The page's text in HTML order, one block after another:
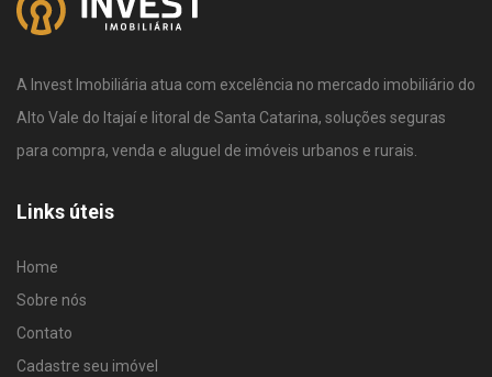
A Invest Imobiliária atua com excelência no mercado imobiliário do
Alto Vale do Itajaí e litoral de Santa Catarina, soluções seguras
para compra, venda e aluguel de imóveis urbanos e rurais.
Links úteis
Home
Sobre nós
Contato
Cadastre seu imóvel